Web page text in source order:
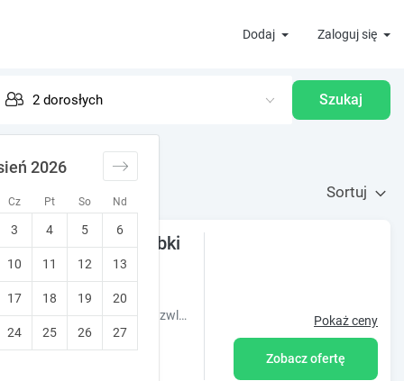
Dodaj Zaloguj się
Cz Pt So Nd
2026
3 4 5 6
10 11 12 13
17 18 19 20
24 25 26 27
Szukaj
Sortuj
Bobolin-Dąbki
Wybierasz się nad morze, szukasz noclegu? w Dąbkach,Bobolinie, nie zwlekaj już dłużej, sprawdź naszą ofertę jak najszybciej Pokaż ceny
Zobacz ofertę